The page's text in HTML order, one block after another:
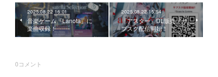
2025.08.22 16:01
音楽ゲーム『Lanota』に
楽曲収録！
2025.08.22 15:54
『アスター』DL販売・サ
ブスク配信開始！
0コメント